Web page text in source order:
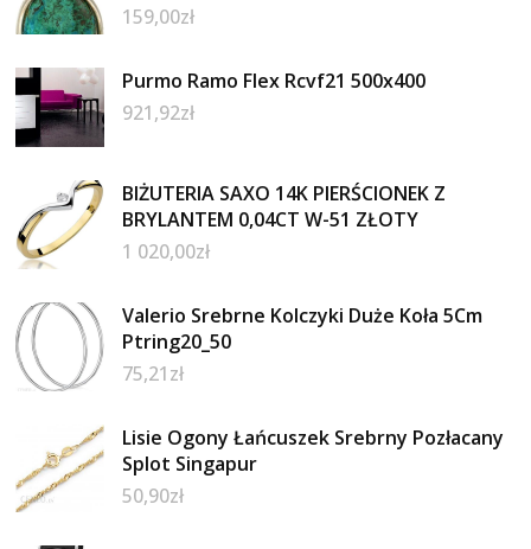
159,00zł
Purmo Ramo Flex Rcvf21 500x400
921,92zł
BIŻUTERIA SAXO 14K PIERŚCIONEK Z
BRYLANTEM 0,04CT W-51 ZŁOTY
1 020,00zł
Valerio Srebrne Kolczyki Duże Koła 5Cm
Ptring20_50
75,21zł
Lisie Ogony Łańcuszek Srebrny Pozłacany
Splot Singapur
50,90zł